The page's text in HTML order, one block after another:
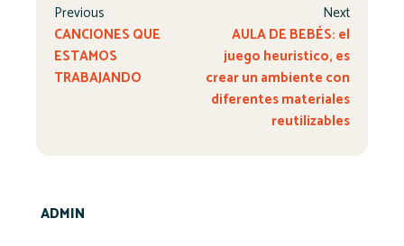
Previous
CANCIONES QUE
ESTAMOS
TRABAJANDO
Next
AULA DE BEBÉS: el
juego heuristico, es
crear un ambiente con
diferentes materiales
reutilizables
ADMIN